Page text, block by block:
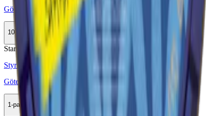
Göteborgs Rapé Lingon White Portion
10-pack
329,90 kr
Stark
Styrka Stark · Large
Göteborgs Rapé Vilda Bär One
1-pack